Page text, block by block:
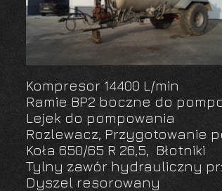
Kompresor 14400 L/min
Ramie BP2 boczne do
Lejek do pompowania
Rozlewacz, Przygotowanie
Koła 650/65 R 26,5, Błotniki
Tylny zawór hydrauliczny
Dyszel resorowany